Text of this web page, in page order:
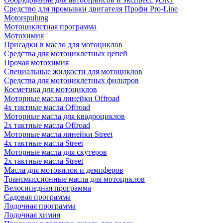
Средство для промывки двигателя Профи Pro-Line
Motorspulung
Мотоциклетная программа
Мотохимия
Присадки в масло для мотоциклов
Средства для мотоциклетных цепей
Прочая мотохимия
Специальные жидкости для мотоциклов
Средства для мотоциклетных фильтров
Косметика для мотоциклов
Моторные масла линейки Offroad
4х тактные масла Offroad
Моторные масла для квадроциклов
2х тактные масла Offroad
Моторные масла линейки Street
4х тактные масла Street
Моторные масла для скутеров
2х тактные масла Street
Масла для мотовилок и демпферов
Трансмиссионные масла для мотоциклов
Велосипедная программа
Садовая программа
Лодочная программа
Лодочная химия